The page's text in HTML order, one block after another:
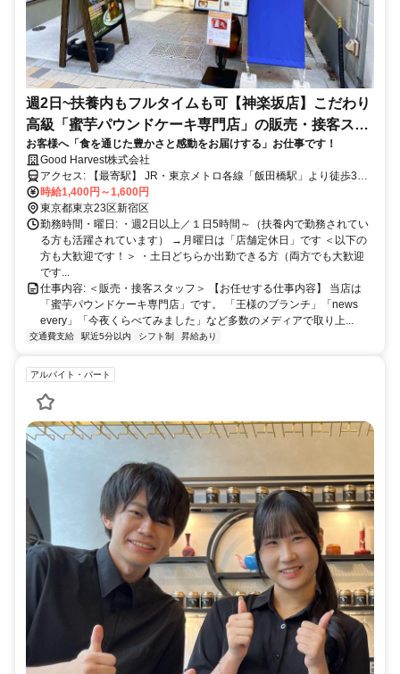
週2日~扶養内もフルタイムも可【神楽坂店】こだわり
高級「蜜芋パウンドケーキ専門店」の販売・接客スタ
ッフ
お客様へ「食を通じた豊かさと感動をお届けする」お仕事です！
Good Harvest株式会社
アクセス: 【最寄駅】 JR・東京メトロ各線「飯田橋駅」より徒歩3分
東京メトロ「神楽坂駅」より徒歩5分 都営大江戸線「牛込神楽坂駅」
より徒歩4分
時給1,400円～1,600円
東京都東京23区新宿区
勤務時間・曜日: ・週2日以上／１日5時間～（扶養内で勤務されてい
る方も活躍されています） →月曜日は「店舗定休日」です ＜以下の
方も大歓迎です！＞ ・土日どちらか出勤できる方（両方でも大歓迎
です...
仕事内容: ＜販売・接客スタッフ＞ 【お任せする仕事内容】 当店は
「蜜芋パウンドケーキ専門店」です。 「王様のブランチ」「news
every」「今夜くらべてみました」など多数のメディアで取り上...
交通費支給 駅近5分以内 シフト制 昇給あり
アルバイト・パート